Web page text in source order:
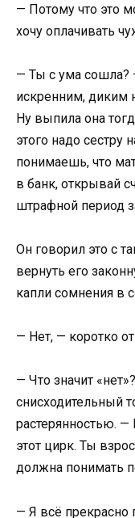
— Потому что это
хочу оплачивать
— Ты с ума сошла?
искренним,
Ну выпила она
этого надо сестру
понимаешь, что
в банк, открывай
штрафной период
Он говорил это с
вернуть его
капли сомнения в
— Нет, — коротко
— Что значит
снисходительный
растерянностью.
этот цирк. Ты
должна понимать
— Я всё прекрасно